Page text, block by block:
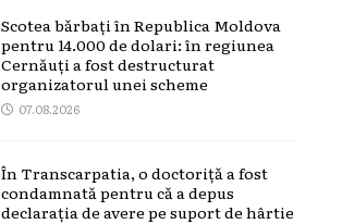
Scotea bărbați în Republica Moldova
pentru 14.000 de dolari: în regiunea
Cernăuți a fost destructurat
organizatorul unei scheme
07.08.2026
În Transcarpatia, o doctoriță a fost
condamnată pentru că a depus
declarația de avere pe suport de hârtie